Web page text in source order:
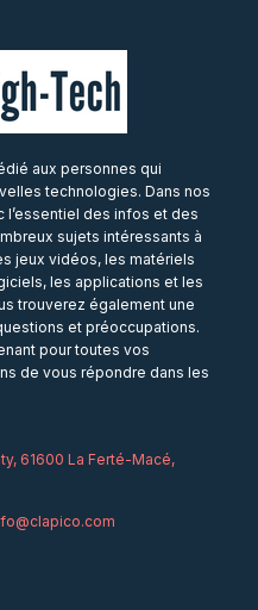
aux personnes qui
technologies. Dans nos
l’essentiel des infos et des
sujets intéressants à
jeux vidéos, les matériels
les applications et les
trouverez également une
et préoccupations.
pour toutes vos
de vous répondre dans les
61600 La Ferté-Macé,